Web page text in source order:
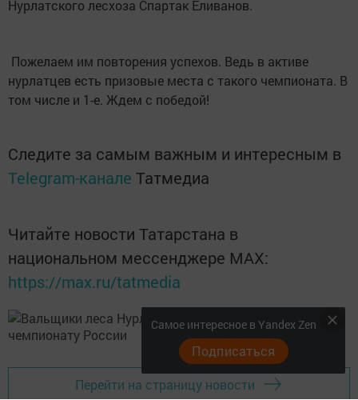
Нурлатского лесхоза Спартак Еливанов.
Пожелаем им повторения успехов. Ведь в активе
нурлатцев есть призовые места с такого чемпионата. В
том числе и 1-е. Ждем с победой!
Следите за самым важным и интересным в
Telegram-канале Татмедиа
Читайте новости Татарстана в
национальном мессенджере MАХ:
https://max.ru/tatmedia
Перейти на страницу новости
Самое интересное в Yandex Zen
Подписаться